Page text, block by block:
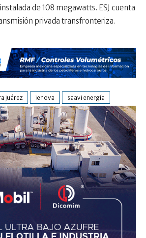
de 108 megawatts. ESJ cuenta
privada transfronteriza.
juárez ienova saavi energía